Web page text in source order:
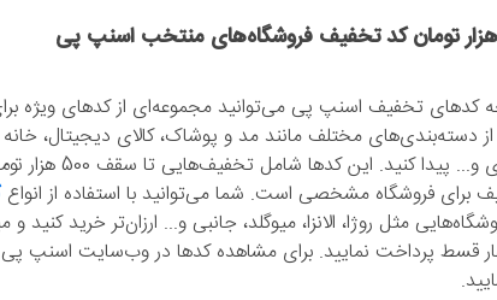
کدهای تخفیف اسنپ پی می‌توانید مجموعه‌ای از کدهای ویژه
دسته‌بندی‌های مختلف مانند مد و پوشاک، کالای دیجیتال، خانه
گردشگری و... پیدا کنید.
برای فروشگاه مشخصی است. شما می‌توانید با استفاده از انواع
مثل روژا، الانزا، میوگلد، جانبی و... ارزان‌تر خرید
قسط پرداخت نمایید. برای مشاهده کدها در وب‌سایت اسنپ